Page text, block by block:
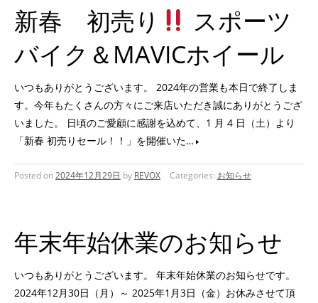
新春 初売り
スポーツ
バイク＆MAVICホイール
いつもありがとうございます。 2024年の営業も本日で終了しま
す。今年もたくさんの方々にご来店いただき誠にありがとうござ
いました。 日頃のご愛顧に感謝を込めて、1 月 4 日（土）より
「新春 初売りセール！！」を開催いた…
Posted on2024年12月29日 by REVOX Categories: お知らせ
年末年始休業のお知らせ
いつもありがとうございます。 年末年始休業のお知らせです。
2024年12月30日（月）～ 2025年1月3日（金）お休みさせて頂